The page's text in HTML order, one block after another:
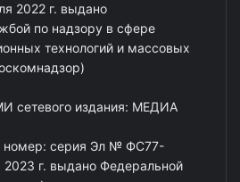
2022 г. выдано
по надзору в сфере
технологий и массовых
сетевого издания: МЕДИА
номер: серия Эл № ФС77-
г. выдано Федеральной